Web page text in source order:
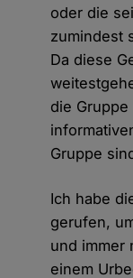
oder die
zumindest
Da diese
die
Gruppe
Ich habe
gerufen,
und immer
einem